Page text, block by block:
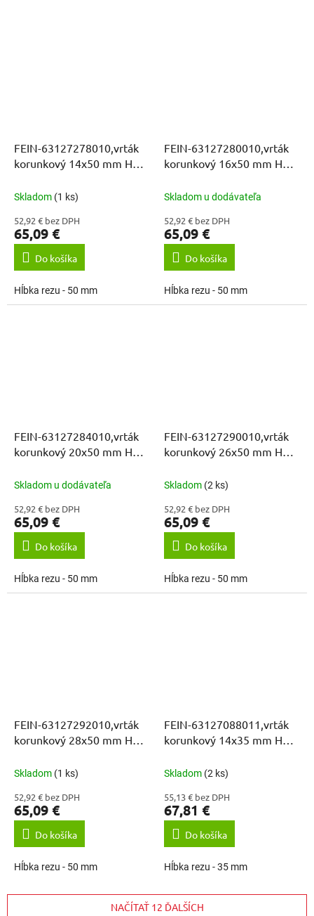
FEIN-63127278010,vrták
korunkový 14x50 mm HM
Skladom (1 ks)
52,92 € bez DPH
65,09 €
Do košíka
Hĺbka rezu - 50 mm
FEIN-63127280010,vrták
korunkový 16x50 mm HM
Skladom u dodávateľa
52,92 € bez DPH
65,09 €
Do košíka
Hĺbka rezu - 50 mm
FEIN-63127284010,vrták
korunkový 20x50 mm HM
Skladom u dodávateľa
52,92 € bez DPH
65,09 €
Do košíka
Hĺbka rezu - 50 mm
FEIN-63127290010,vrták
korunkový 26x50 mm HM
Skladom (2 ks)
52,92 € bez DPH
65,09 €
Do košíka
Hĺbka rezu - 50 mm
FEIN-63127292010,vrták
korunkový 28x50 mm HM
Skladom (1 ks)
52,92 € bez DPH
65,09 €
Do košíka
Hĺbka rezu - 50 mm
FEIN-63127088011,vrták
korunkový 14x35 mm HM
Skladom (2 ks)
55,13 € bez DPH
67,81 €
Do košíka
Hĺbka rezu - 35 mm
NAČÍTAŤ 12 ĎALŠÍCH